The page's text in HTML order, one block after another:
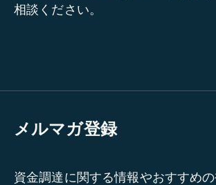
相談ください。
メルマガ登録
資金調達に関する情報やおすすめ